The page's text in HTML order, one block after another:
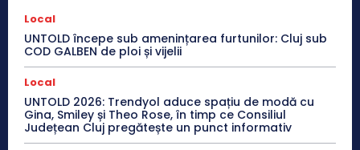
Local
UNTOLD începe sub amenințarea furtunilor: Cluj sub
COD GALBEN de ploi și vijelii
Local
UNTOLD 2026: Trendyol aduce spațiu de modă cu
Gina, Smiley și Theo Rose, în timp ce Consiliul
Județean Cluj pregătește un punct informativ